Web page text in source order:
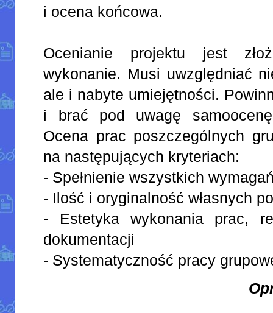
i ocena końcowa.
Ocenianie projektu jest
wykonanie. Musi uwzględniać
ale i nabyte umiejętności.
i brać pod uwagę
Ocena prac poszczególnych
na następujących kryteriach:
- Spełnienie wszystkich
- Ilość i oryginalność własnych
- Estetyka wykonania prac,
dokumentacji
- Systematyczność pracy